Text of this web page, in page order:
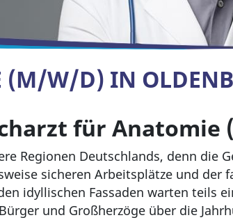
(M/W/D) IN
für
Regionen Deutschlands, denn die
sicheren Arbeitsplätze und der
idyllischen Fassaden warten teils
und Großherzöge über die